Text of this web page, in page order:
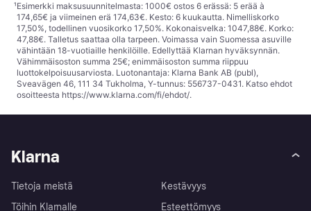
¹Esimerkki maksusuunnitelmasta: 1000€ ostos 6 erässä: 5 erää à
174,65€ ja viimeinen erä 174,63€. Kesto: 6 kuukautta. Nimelliskorko
17,50%, todellinen vuosikorko 17,50%. Kokonaisvelka: 1047,88€. Korko:
47,88€. Talletus saattaa olla tarpeen. Voimassa vain Suomessa asuville
vähintään 18-vuotiaille henkilöille. Edellyttää Klarnan hyväksynnän.
Vähimmäisoston summa 25€; enimmäisoston summa riippuu
luottokelpoisuusarviosta. Luotonantaja: Klarna Bank AB (publ),
Sveavägen 46, 111 34 Tukholma, Y-tunnus: 556737-0431. Katso ehdot
osoitteesta https://www.klarna.com/fi/ehdot/.
Klarna
Tietoja meistä
Töihin Klarnalle
Kestävyys
Esteettömyys